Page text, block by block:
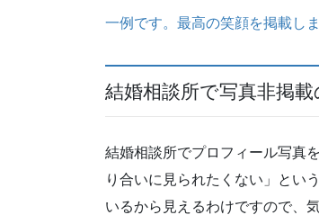
一例です。最高の笑顔を掲載しま
結婚相談所で写真非掲載
結婚相談所でプロフィール写真
り合いに見られたくない」とい
いるから見えるわけですので、